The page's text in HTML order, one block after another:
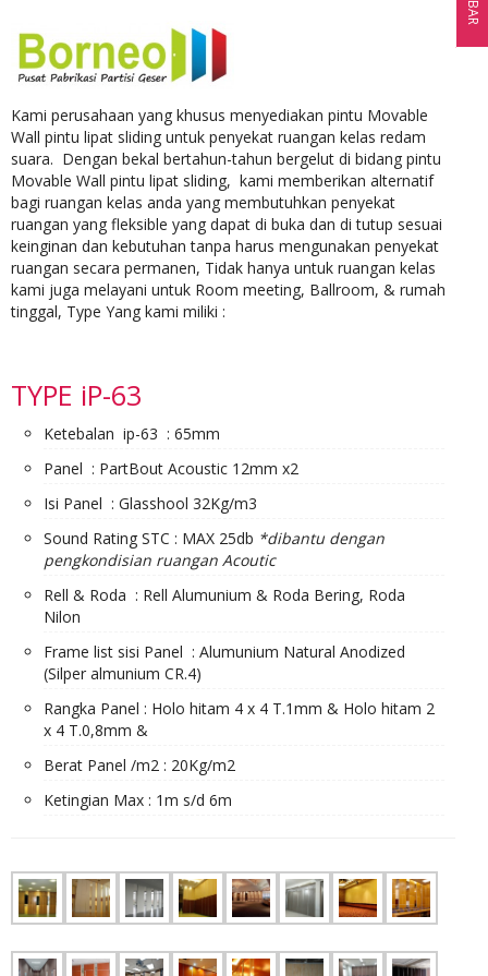
Kami perusahaan yang khusus menyediakan pintu Movable
Wall pintu lipat sliding untuk penyekat ruangan kelas redam
suara. Dengan bekal bertahun-tahun bergelut di bidang pintu
Movable Wall pintu lipat sliding, kami memberikan alternatif
bagi ruangan kelas anda yang membutuhkan penyekat
ruangan yang fleksible yang dapat di buka dan di tutup sesuai
keinginan dan kebutuhan tanpa harus mengunakan penyekat
ruangan secara permanen, Tidak hanya untuk ruangan kelas
kami juga melayani untuk Room meeting, Ballroom, & rumah
tinggal, Type Yang kami miliki :
TYPE iP-63
Ketebalan ip-63 : 65mm
Panel : PartBout Acoustic 12mm x2
Isi Panel : Glasshool 32Kg/m3
Sound Rating STC : MAX 25db *dibantu dengan
pengkondisian ruangan Acoutic
Rell & Roda : Rell Alumunium & Roda Bering, Roda
Nilon
Frame list sisi Panel : Alumunium Natural Anodized
(Silper almunium CR.4)
Rangka Panel : Holo hitam 4 x 4 T.1mm & Holo hitam 2
x 4 T.0,8mm &
Berat Panel /m2 : 20Kg/m2
Ketingian Max : 1m s/d 6m